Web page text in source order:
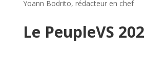
Yoann Bodrito, rédacteur en chef
Le PeupleVS